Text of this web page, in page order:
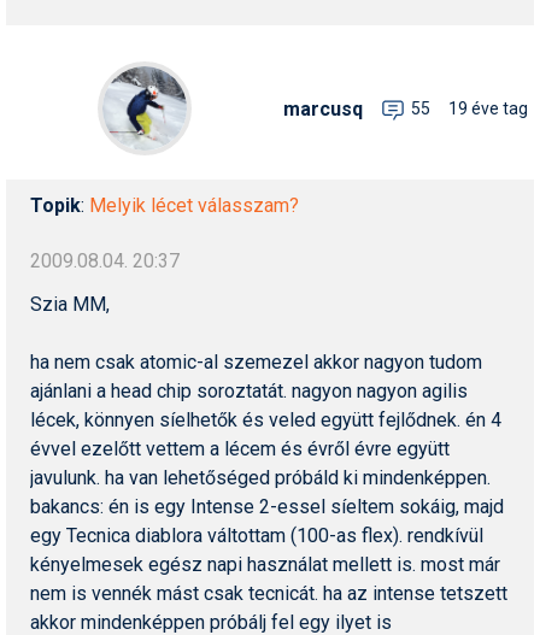
marcusq 55 19 éve tag
Topik: Melyik lécet válasszam?
2009.08.04. 20:37
Szia MM,
ha nem csak atomic-al szemezel akkor nagyon tudom
ajánlani a head chip soroztatát. nagyon nagyon agilis
lécek, könnyen síelhetők és veled együtt fejlődnek. én 4
évvel ezelőtt vettem a lécem és évről évre együtt
javulunk. ha van lehetőséged próbáld ki mindenképpen.
bakancs: én is egy Intense 2-essel síeltem sokáig, majd
egy Tecnica diablora váltottam (100-as flex). rendkívül
kényelmesek egész napi használat mellett is. most már
nem is vennék mást csak tecnicát. ha az intense tetszett
akkor mindenképpen próbálj fel egy ilyet is